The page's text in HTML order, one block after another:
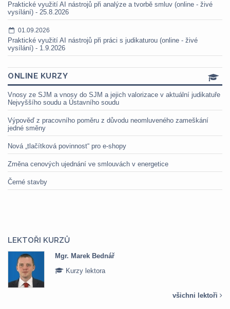
Praktické využití AI nástrojů při analýze a tvorbě smluv (online - živé
vysílání) - 25.8.2026
01.09.2026
Praktické využití AI nástrojů při práci s judikaturou (online - živé
vysílání) - 1.9.2026
ONLINE KURZY
Vnosy ze SJM a vnosy do SJM a jejich valorizace v aktuální judikatuře
Nejvyššího soudu a Ústavního soudu
Výpověď z pracovního poměru z důvodu neomluveného zameškání
jedné směny
Nová „tlačítková povinnost“ pro e-shopy
Změna cenových ujednání ve smlouvách v energetice
Černé stavby
LEKTOŘI KURZŮ
Mgr. Marek Bednář
Kurzy lektora
všichni lektoři